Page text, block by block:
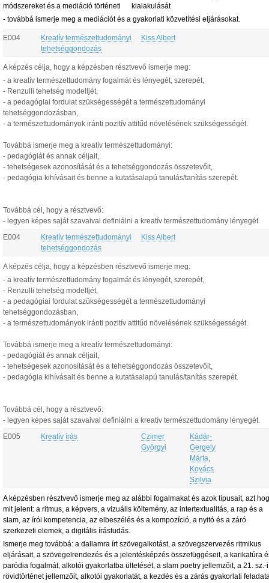
módszereket és a mediáció történeti kialakulását
- továbbá ismerje meg a mediációt és a gyakorlati közvetítési eljárásokat.
E004
Kreatív természettudományi
tehetséggondozás
Kiss Albert
A képzés célja, hogy a képzésben résztvevő ismerje meg:
- a kreatív természettudomány fogalmát és lényegét, szerepét,
- Renzulli tehetség modelljét,
- a pedagógiai fordulat szükségességét a természettudományi
tehetséggondozásban,
- a természettudományok iránti pozitív attitűd növelésének szükségességét.
Továbbá ismerje meg a kreatív természettudományi:
- pedagógiát és annak céljait,
- tehetségesek azonosítását és a tehetséggondozás összetevőit,
- pedagógia kihívásait és benne a kutatásalapú tanulás/tanítás szerepét.
Továbbá cél, hogy a résztvevő:
- legyen képes saját szavaival definiálni a kreatív természettudomány lényegét.
E004
Kreatív természettudományi
tehetséggondozás
Kiss Albert
A képzés célja, hogy a képzésben résztvevő ismerje meg:
- a kreatív természettudomány fogalmát és lényegét, szerepét,
- Renzulli tehetség modelljét,
- a pedagógiai fordulat szükségességét a természettudományi
tehetséggondozásban,
- a természettudományok iránti pozitív attitűd növelésének szükségességét.
Továbbá ismerje meg a kreatív természettudományi:
- pedagógiát és annak céljait,
- tehetségesek azonosítását és a tehetséggondozás összetevőit,
- pedagógia kihívásait és benne a kutatásalapú tanulás/tanítás szerepét.
Továbbá cél, hogy a résztvevő:
- legyen képes saját szavaival definiálni a kreatív természettudomány lényegét.
E005 Kreatív írás
Czimer
Györgyi
Kádár-
Gergely
Márta
Kovács
Szilvia
A képzésben résztvevő ismerje meg az alábbi fogalmakat és azok típusait, azt
mit jelent: a ritmus, a képvers, a vizuális költemény, az intertextualitás, a rap és a
slam, az írói kompetencia, az elbeszélés és a kompozíció, a nyitó és a záró
szerkezeti elemek, a digitális írástudás.
Ismerje meg továbbá: a dallamra írt szövegalkotást, a szövegszervezés ritmikus
eljárásait, a szövegelrendezés és a jelentésképzés összefüggéseit, a karikatúra
paródia fogalmát, alkotói gyakorlatba ültetését, a slam poetry jellemzőit, a 21. sz.-i
rövidtörténet jellemzőit, alkotói gyakorlatát, a kezdés és a zárás gyakorlati